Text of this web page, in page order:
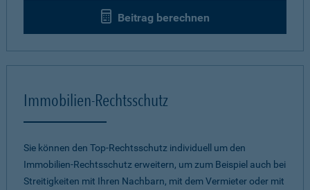
Beitrag berechnen
Immobilien-Rechtsschutz
Sie können den Top-Rechtsschutz individuell um den
Immobilien-Rechtsschutz erweitern, um zum Beispiel auch bei
Streitigkeiten mit Ihren Nachbarn, mit dem Vermieter oder mit